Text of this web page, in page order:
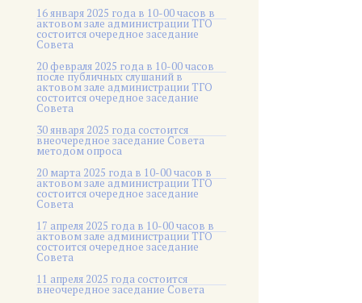
16 января 2025 года в 10-00 часов в
актовом зале администрации ТГО
состоится очередное заседание
Совета
20 февраля 2025 года в 10-00 часов
после публичных слушаний в
актовом зале администрации ТГО
состоится очередное заседание
Совета
30 января 2025 года состоится
внеочередное заседание Совета
методом опроса
20 марта 2025 года в 10-00 часов в
актовом зале администрации ТГО
состоится очередное заседание
Совета
17 апреля 2025 года в 10-00 часов в
актовом зале администрации ТГО
состоится очередное заседание
Совета
11 апреля 2025 года состоится
внеочередное заседание Совета